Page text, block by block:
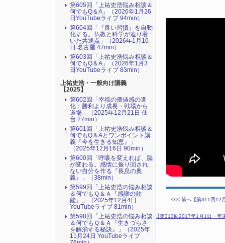
<<< 前へ【第311回12
次へ【第313回2017年1月1日・年
第605回「上祐史浩悩み相談＆
何でもQ＆A」（2026年1月26
日YouTubeライブ 94min）
第604回「『良い習慣』を自動
化する。仏教と科学が辿り着
いた共通点」（2026年1月10
日 名古屋 47min）
第603回「上祐史浩悩み相談＆
何でもQ＆A」（2026年1月3
日YouTubeライブ 83min）
上祐史浩・一般向け講義
【2025】
第602回「幸福の価値感の進
化：勝利より成長・戦場から
道場」（2025年12月21日 仙
台 27min）
第601回「上祐史浩悩み相談＆
何でもQ＆Aとワンポイント講
義『今を生きる知恵』」
（2025年12月16日 90min）
第600回「呼吸を変えれば、脳
が変わる。感情に振り回され
ない自分を作る『長息の奥
義』」（38min）
第599回「上祐史浩の悩み相談
＆何でもＱ＆Ａ『感謝の効
能』」（2025年12月4日
YouTubeライブ 81min）
第598回「上祐史浩の悩み相談
＆何でもＱ＆Ａ『生きづらさ
を解消する秘訣』​」（2025年
11月24日 YouTubeライブ